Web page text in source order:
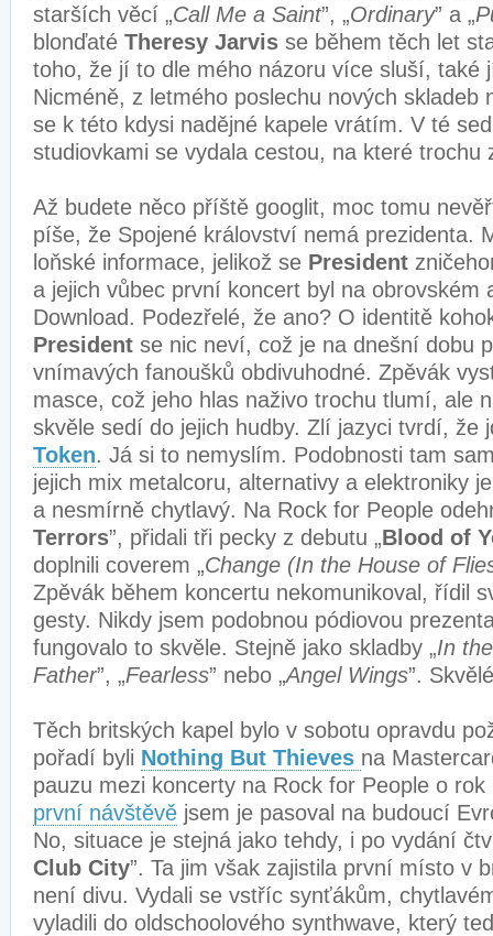
starších věcí „Call Me a Saint”, „Ordinary” a „
blonďaté Theresy Jarvis se během těch let
toho, že jí to dle mého názoru více sluší, také
Nicméně, z letmého poslechu nových skladeb
se k této kdysi nadějné kapele vrátím. V té
studiovkami se vydala cestou, na které trochu
Až budete něco příště googlit, moc tomu
píše, že Spojené království nemá prezidenta.
loňské informace, jelikož se President
a jejich vůbec první koncert byl na obrovském
Download. Podezřelé, že ano? O identitě
President se nic neví, což je na dnešní dobu
vnímavých fanoušků obdivuhodné. Zpěvák
masce, což jeho hlas naživo trochu tlumí, ale
skvěle sedí do jejich hudby. Zlí jazyci tvrdí, že
Token. Já si to nemyslím. Podobnosti tam
jejich mix metalcoru, alternativy a elektroniky
a nesmírně chytlavý. Na Rock for People
Terrors”, přidali tři pecky z debutu „Blood of
doplnili coverem „Change (In the House of
Zpěvák během koncertu nekomunikoval, řídil
gesty. Nikdy jsem podobnou pódiovou
fungovalo to skvěle. Stejně jako skladby „In
Father”, „Fearless” nebo „Angel Wings”.
Těch britských kapel bylo v sobotu opravdu
pořadí byli Nothing But Thieves na
pauzu mezi koncerty na Rock for People o
první návštěvě jsem je pasoval na budoucí
No, situace je stejná jako tehdy, i po vydání
Club City”. Ta jim však zajistila první místo v
není divu. Vydali se vstříc synťákům,
vyladili do oldschoolového synthwave, který